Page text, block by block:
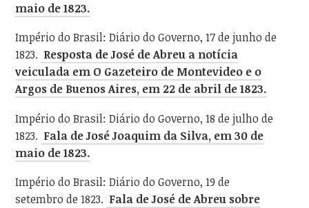
maio de 1823.
Império do Brasil: Diário do Governo, 17 de junho de
1823. Resposta de José de Abreu a notícia
veiculada em O Gazeteiro de Montevideo e o
Argos de Buenos Aires, em 22 de abril de 1823.
Império do Brasil: Diário do Governo, 18 de julho de
1823. Fala de José Joaquim da Silva, em 30 de
maio de 1823.
Império do Brasil: Diário do Governo, 19 de
setembro de 1823. Fala de José de Abreu sobre